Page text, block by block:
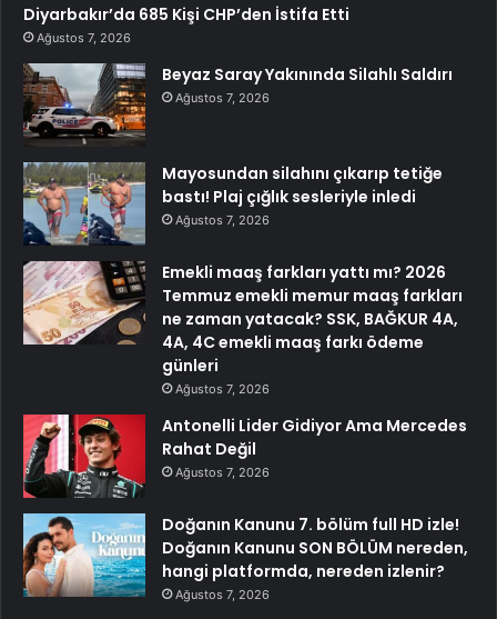
Diyarbakır’da 685 Kişi CHP’den İstifa Etti
Ağustos 7, 2026
Beyaz Saray Yakınında Silahlı Saldırı
Ağustos 7, 2026
Mayosundan silahını çıkarıp tetiğe
bastı! Plaj çığlık sesleriyle inledi
Ağustos 7, 2026
Emekli maaş farkları yattı mı? 2026
Temmuz emekli memur maaş farkları
ne zaman yatacak? SSK, BAĞKUR 4A,
4A, 4C emekli maaş farkı ödeme
günleri
Ağustos 7, 2026
Antonelli Lider Gidiyor Ama Mercedes
Rahat Değil
Ağustos 7, 2026
Doğanın Kanunu 7. bölüm full HD izle!
Doğanın Kanunu SON BÖLÜM nereden,
hangi platformda, nereden izlenir?
Ağustos 7, 2026